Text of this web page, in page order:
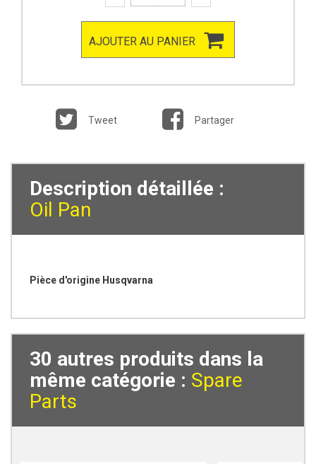
AJOUTER AU PANIER
Tweet Partager
Description détaillée :
Oil Pan
Pièce d'origine Husqvarna
30 autres produits dans la
même catégorie : Spare
Parts